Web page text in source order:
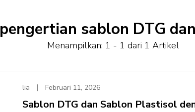
pengertian sablon DTG
Menampilkan: 1 - 1 dari 1 Artikel
lia Februari 11, 2026
Sablon DTG dan Sablon Plastisol